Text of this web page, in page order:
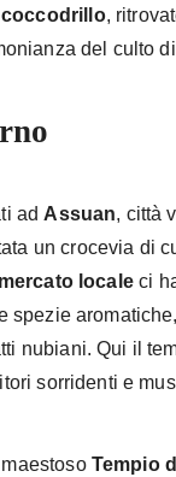
coccodrillo,
del culto di
ad Assuan, città
un crocevia di
mercato localeci
spezie
nubiani. Qui il
sorridenti e
Tempio